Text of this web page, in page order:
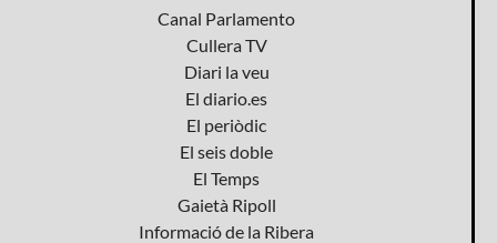
Canal Parlamento
Cullera TV
Diari la veu
El diario.es
El periòdic
El seis doble
El Temps
Gaietà Ripoll
Informació de la Ribera